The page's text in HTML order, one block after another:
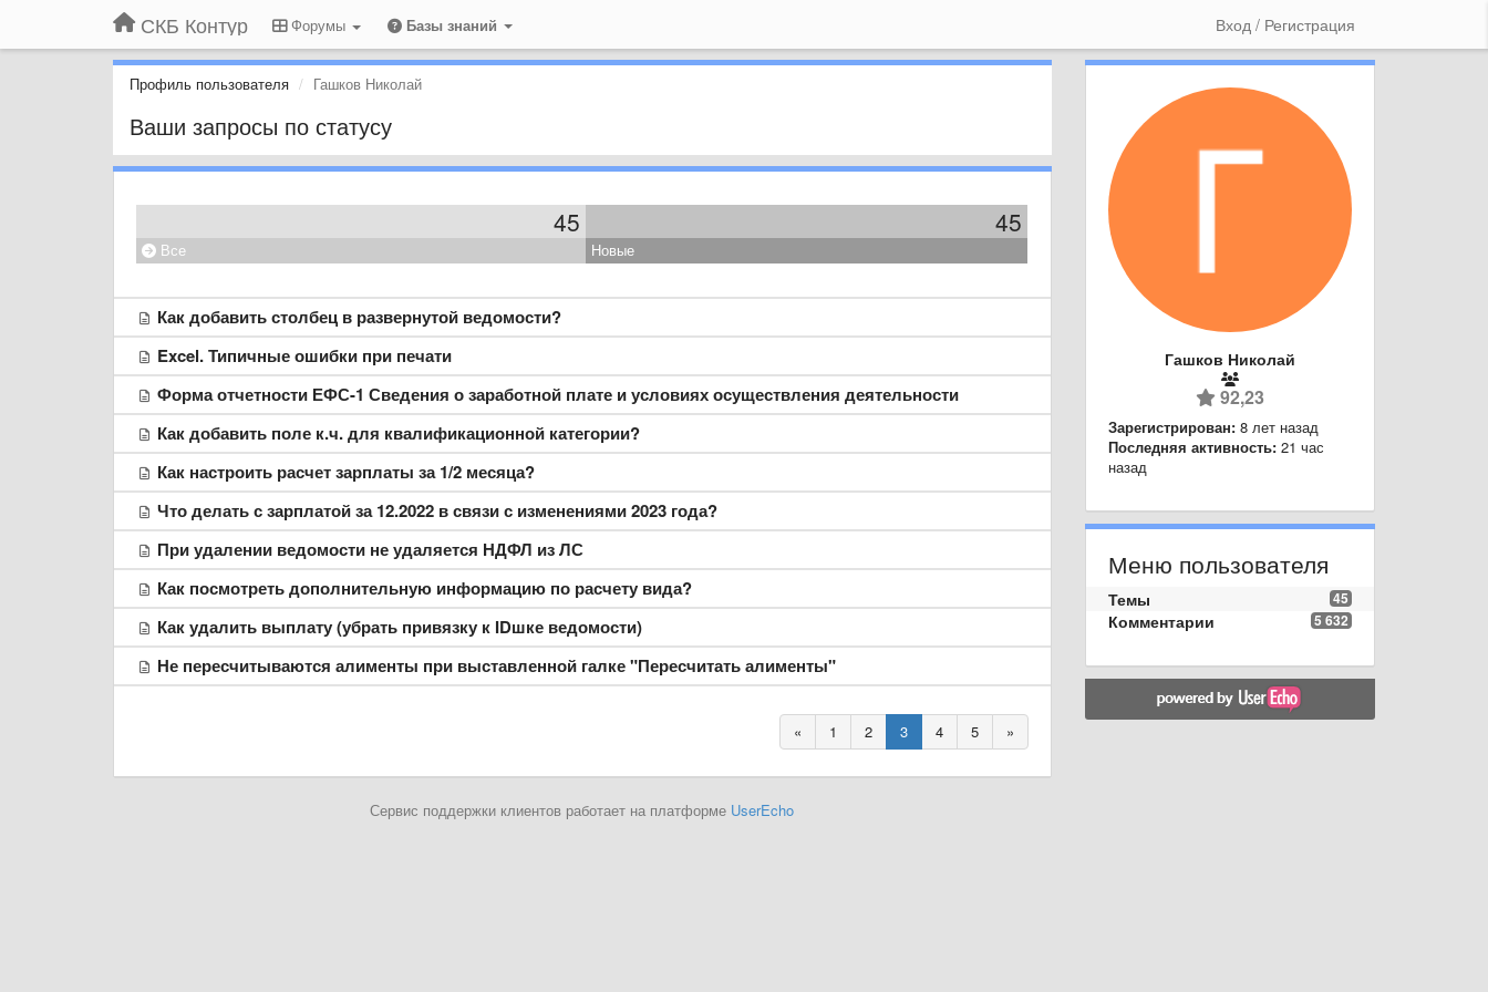
СКБ Контур Форумы Базы знаний Вход / Регистрация
Профиль пользователя Гашков Николай
Ваши запросы по статусу
45 45
Все Новые
Как добавить столбец в развернутой ведомости?
Excel. Типичные ошибки при печати
Форма отчетности ЕФС-1 Сведения о заработной плате и условиях осуществления деятельности
Как добавить поле к.ч. для квалификационной категории?
Как настроить расчет зарплаты за 1/2 месяца?
Что делать с зарплатой за 12.2022 в связи с изменениями 2023 года?
При удалении ведомости не удаляется НДФЛ из ЛС
Как посмотреть дополнительную информацию по расчету вида?
Как удалить выплату (убрать привязку к IDшке ведомости)
Не пересчитываются алименты при выставленной галке "Пересчитать алименты"
« 1 2 3 4 5 »
Сервис поддержки клиентов работает на платформе UserEcho
Гашков Николай
92,23
Зарегистрирован: 8 лет назад
Последняя активность: 21 час
назад
Меню пользователя
45
Темы
5 632
Комментарии